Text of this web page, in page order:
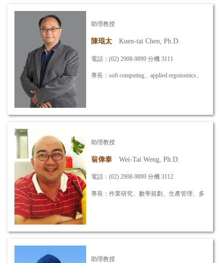
助理教授
陳琨太 Kuen-tai Chen, Ph.D.
電話：(02) 2908-9899 分機 3111
專長：soft computing、applied ergonomics、
信箱：kuentai@mail.mcut.edu.tw
助理教授
翁偉泰 Wei-Tai Weng, Ph.D.
電話：(02) 2908-9899 分機 3112
專長：作業研究、數學規劃、生產管理、多
信箱：wtweng@mail.mcut.edu.tw
助理教授